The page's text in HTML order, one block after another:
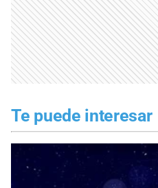
Te puede interesar